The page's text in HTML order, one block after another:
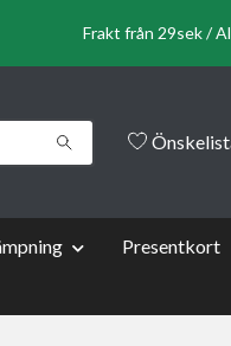
Frakt från 29sek /
Presentkort